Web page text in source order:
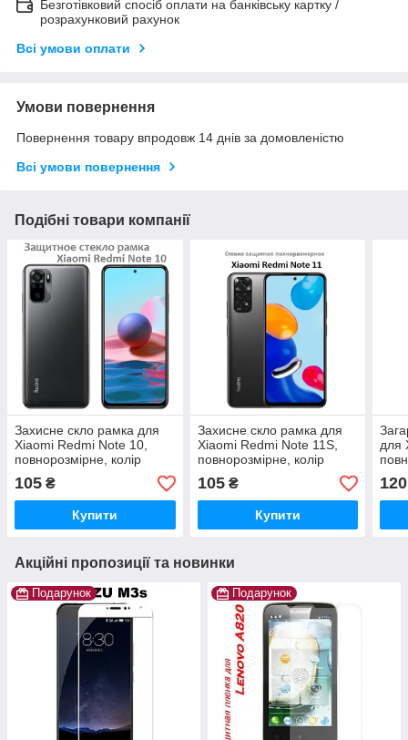
Безготівковий спосіб оплати на банківську картку /
розрахунковий рахунок
Всі умови оплати
Умови повернення
Повернення товару впродовж 14 днів за домовленістю
Всі умови повернення
Подібні товари компанії
Захисне скло рамка для
Xiaomi Redmi Note 10,
повнорозмірне, колір
чорний
105 ₴
Купити
Захисне скло рамка для
Xiaomi Redmi Note 11S,
повнорозмірне, колір
чорний
105₴
Купити
для
120
Акційні пропозиції та новинки
Подарунок Подарунок